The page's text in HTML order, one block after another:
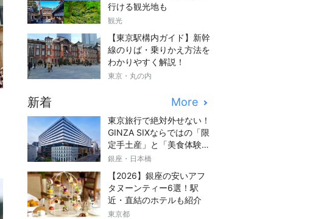
行ける観光地も
観光
【東京駅構内ガイド】新幹
線のりば・乗りかえ方法を
わかりやすく解説！
東京・丸の内
新着 More
東京旅行で絶対外せない！
GINZA SIXならではの「限
定手土産」と「美食体験」
完全ガイド
銀座・日本橋
【2026】銀座の安いアフ
タヌーンティー6選！駅
近・直結のホテルも紹介
東京都